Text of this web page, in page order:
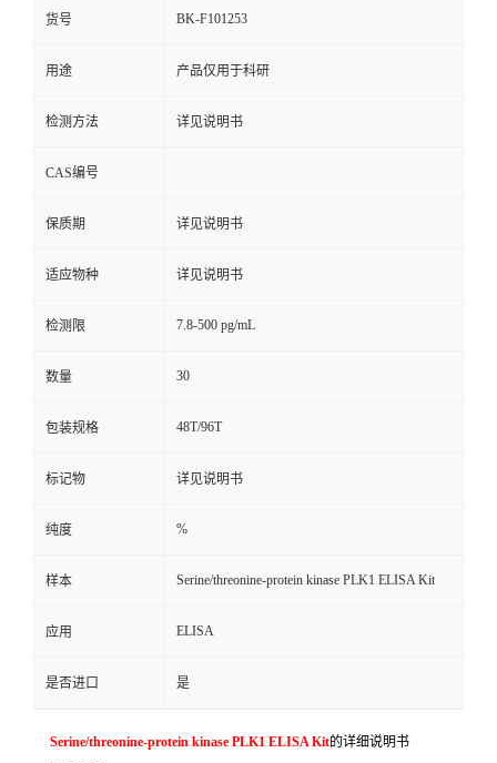
货号 BK-F101253
用途 产品仅用于科研
检测方法 详见说明书
CAS编号
保质期 详见说明书
适应物种 详见说明书
检测限 7.8-500 pg/mL
数量 30
包装规格 48T/96T
标记物 详见说明书
纯度 %
样本 Serine/threonine-protein kinase PLK1 ELISA Kit
应用 ELISA
是否进口 是
Serine/threonine-protein kinase PLK1 ELISA Kit的详细说明书